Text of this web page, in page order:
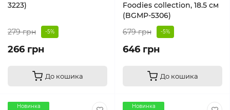
3223)
279 грн -5%
266 грн
До кошика
Foodies collection, 18.5 см
(BGMP-5306)
679 грн
-5%
646 грн
До кошика
Новинка
Новинка